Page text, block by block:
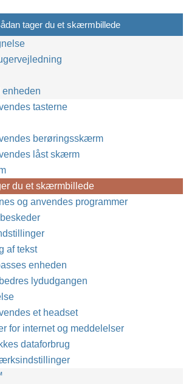
tager du et skærmbillede
enheden
tasterne
berøringsskærm
låst skærm
du et skærmbillede
og anvendes programmer
af tekst
enheden
lydudgangen
et headset
for internet og meddelelser
dataforbrug